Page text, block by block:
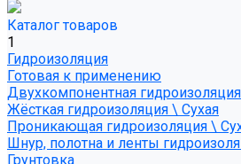
Каталог товаров
1
Гидроизоляция
Готовая к применению
Двухкомпонентная гидроизоляция
Жёсткая гидроизоляция \ Сухая
Проникающая гидроизоляция \
Шнур, полотна и ленты
Грунтовка